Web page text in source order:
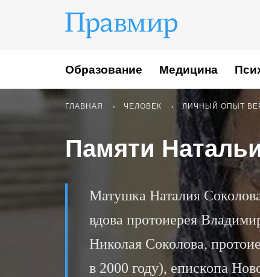
Образование Медицина
ГЛАВНАЯ ЧЕЛОВЕК ЛИЧНЫЙ ОПЫТ
Памяти
Матушка Наталия
вдова протоиерея
Николая Соколова,
в 2000 году), епископа